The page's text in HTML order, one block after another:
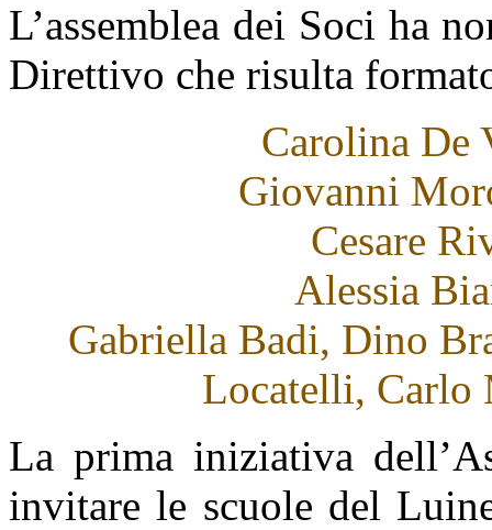
L’assemblea dei Soci ha
Direttivo che risulta
Carolina De
Giovanni
Cesare
Alessia
Gabriella Badi, Dino
Locatelli, Carlo
La prima iniziativa
invitare le scuole del